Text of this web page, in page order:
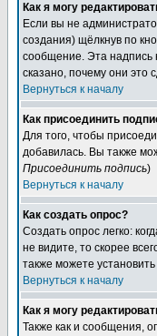
Как я могу
Если вы не
создания) щёлкнув по
сообщение. Эта надпись
сказано, почему они это
Вернуться к началу
Как присоединить
Для того, чтобы
добавилась. Вы также
Присоединить подпись)
Вернуться к началу
Как создать опрос?
Создать опрос легко:
не видите, то скорее
также можете
Вернуться к началу
Как я могу
Также как и сообщения,